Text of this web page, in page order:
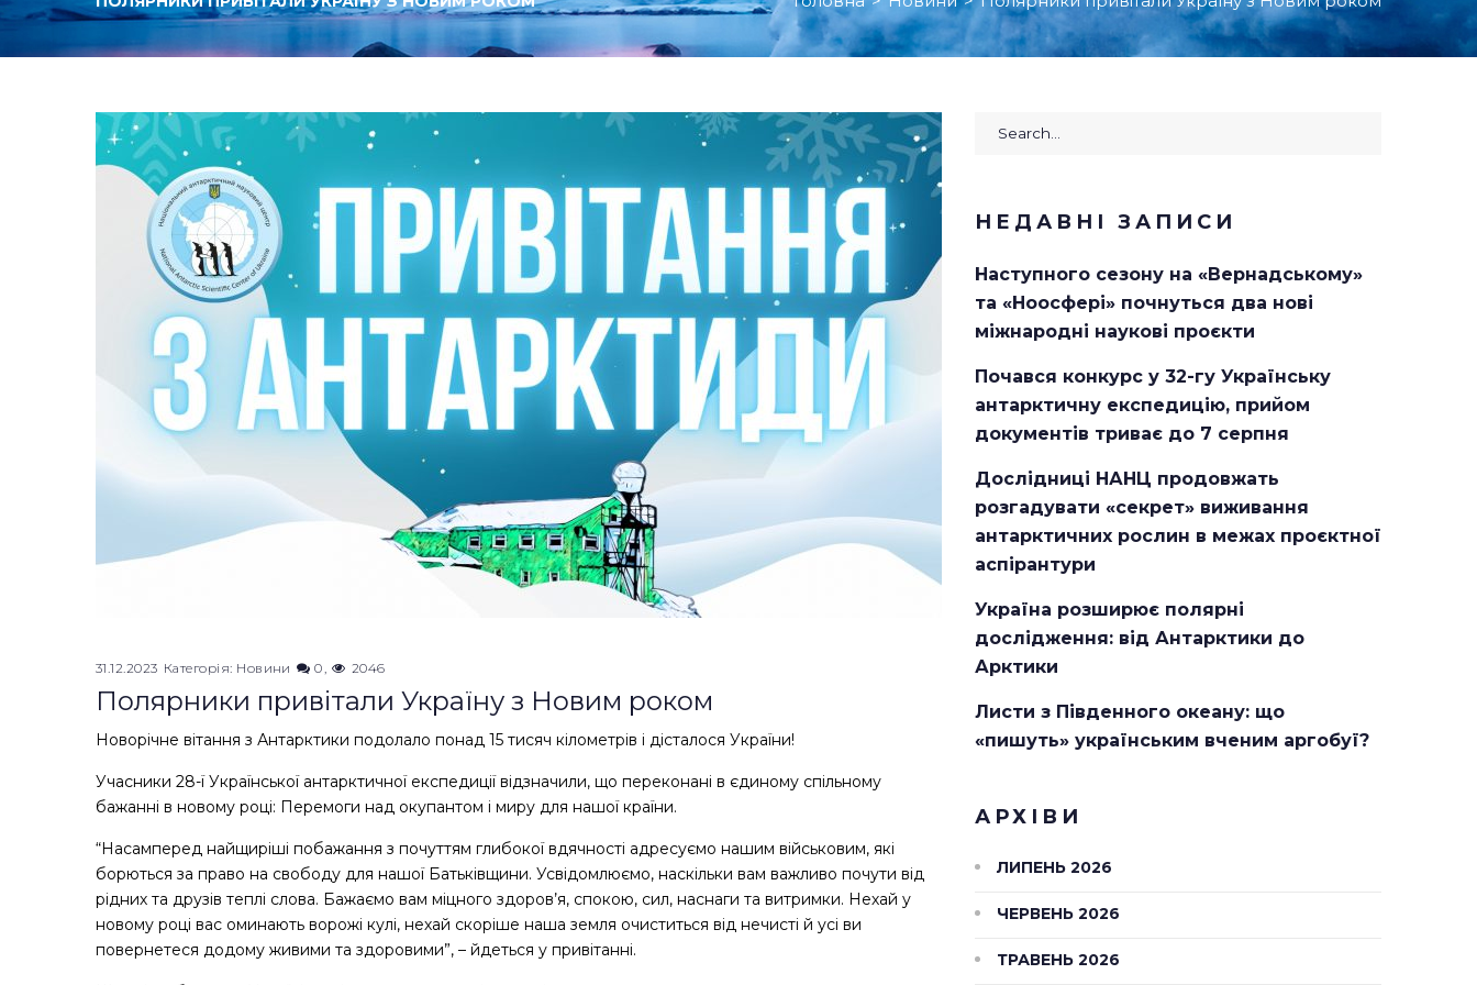
31.12.2023 Категорія: Новини 0 2046
Полярники привітали Україну з Новим роком
Новорічне вітання з Антарктики подолало понад 15 тисяч кілометрів і дісталося України!
Учасники 28-ї Української антарктичної експедиції відзначили, що переконані в єдиному спільному
бажанні в новому році: Перемоги над окупантом і миру для нашої країни.
“Насамперед найщиріші побажання з почуттям глибокої вдячності адресуємо нашим військовим, які
борються за право на свободу для нашої Батьківщини. Усвідомлюємо, наскільки вам важливо почути від
рідних та друзів теплі слова. Бажаємо вам міцного здоров’я, спокою, сил, наснаги та витримки. Нехай у
новому році вас оминають ворожі кулі, нехай скоріше наша земля очиститься від нечисті й усі ви
повернетеся додому живими та здоровими”, – йдеться у привітанні.
Search
НЕДАВНІ ЗАПИСИ
Наступного сезону на «Вернадському»
та «Ноосфері» почнуться два нові
міжнародні наукові проєкти
Почався конкурс у 32-гу Українську
антарктичну експедицію, прийом
документів триває до 7 серпня
Дослідниці НАНЦ продовжать
розгадувати «секрет» виживання
антарктичних рослин в межах проєктної
аспірантури
Україна розширює полярні
дослідження: від Антарктики до
Арктики
Листи з Південного океану: що
«пишуть» українським вченим аргобуї?
АРХІВИ
ЛИПЕНЬ 2026
ЧЕРВЕНЬ 2026
ТРАВЕНЬ 2026